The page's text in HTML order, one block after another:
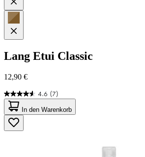
Lang Etui Classic
12,90 €
4.6 (7)
4.6
von
5
Sternen.
7
In den Warenkorb